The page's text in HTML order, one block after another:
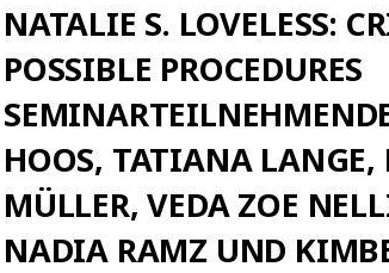
NATALIE S. LOVELESS:
POSSIBLE PROCEDURES
HOOS, TATIANA
MÜLLER, VEDA ZOE
NADIA RAMZ UND